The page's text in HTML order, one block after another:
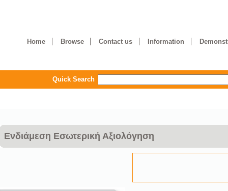
Home Browse Contact us Information
Quick Search
Ενδιάμεση Εσωτερική Αξιολόγηση